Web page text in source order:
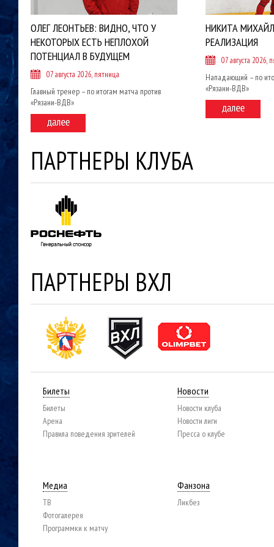
ОЛЕГ ЛЕОНТЬЕВ: ВИДНО, ЧТО У
НЕКОТОРЫХ ЕСТЬ НЕПЛОХОЙ
ПОТЕНЦИАЛ В БУДУЩЕМ
07 августа 2026, пятница
Главный тренер – по итогам матча против
«Рязани-ВДВ»
НИКИТА
РЕАЛИЗАЦИЯ
07 августа 2026,
Нападающий – по
«Рязани-ВДВ»
ПАРТНЕРЫ КЛУБА
ПАРТНЕРЫ ВХЛ
Билеты
Билеты
Арена
Правила поведения зрителей
Новости
Новости клуба
Новости лиги
Пресса о клубе
Медиа
ТВ
Фотогалерея
Программки к матчу
Фанзона
Ликбез